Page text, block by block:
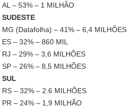
AL – 53% – 1 MILHÃO
SUDESTE
MG (Datafolha) – 41% – 6,4 MILHÕES
ES – 32% – 860 MIL
RJ – 29% – 3,6 MILHÕES
SP – 26% – 8,5 MILHÕES
SUL
RS – 32% – 2.6 MILHÕES
PR – 24% – 1,9 MILHÃO